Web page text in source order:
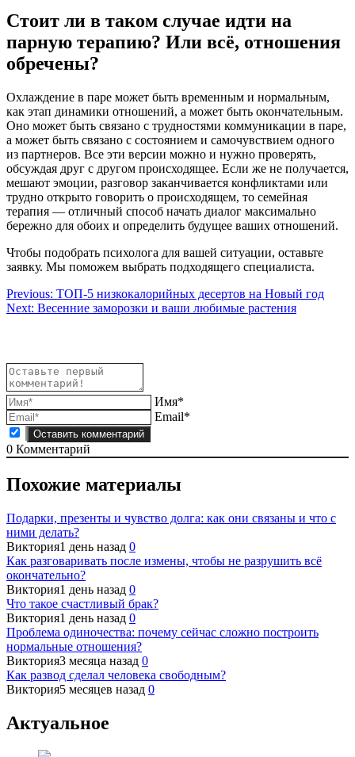
Стоит ли в таком случае идти на
парную терапию? Или всё, отношения
обречены?
Охлаждение в паре может быть временным и нормальным,
как этап динамики отношений, а может быть окончательным.
Оно может быть связано с трудностями коммуникации в паре,
а может быть связано с состоянием и самочувствием одного
из партнеров. Все эти версии можно и нужно проверять,
обсуждая друг с другом происходящее. Если же не получается,
мешают эмоции, разговор заканчивается конфликтами или
трудно открыто говорить о происходящем, то семейная
терапия — отличный способ начать диалог максимально
бережно для обоих и определить будущее ваших отношений.
Чтобы подобрать психолога для вашей ситуации, оставьте
заявку. Мы поможем выбрать подходящего специалиста.
Навигация
по
Previous: ТОП-5 низкокалорийных десертов на Новый год
Next: Весенние заморозки и ваши любимые растения
Имя*
Email*
0 Комментарий
Похожие материалы
Подарки, презенты и чувство долга: как они связаны и что с
ними делать?
Виктория1 день назад 0
Как разговаривать после измены, чтобы не разрушить всё
окончательно?
Виктория1 день назад 0
Что такое счастливый брак?
Виктория1 день назад 0
Проблема одиночества: почему сейчас сложно построить
нормальные отношения?
Виктория3 месяца назад 0
Как развод сделал человека свободным?
Виктория5 месяцев назад 0
Актуальное